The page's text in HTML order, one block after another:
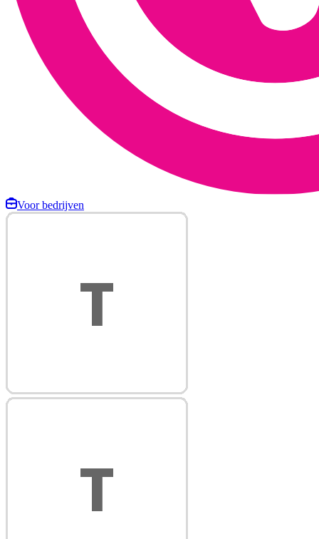
Voor bedrijven